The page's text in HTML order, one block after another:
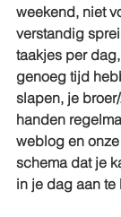
weekend, niet
verstandig
taakjes per
genoeg tijd
slapen, je
handen
weblog en
schema dat je
in je dag aan te